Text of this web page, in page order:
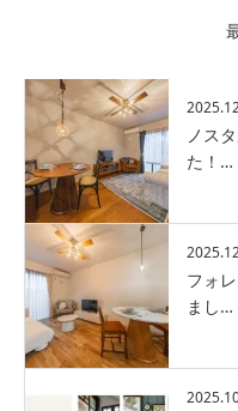
ノス
た！…
フォ
まし…